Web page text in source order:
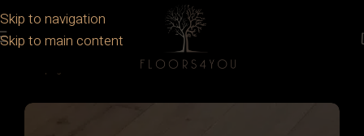
Skip to navigation
Skip to main content
Parchet lemn stratificat